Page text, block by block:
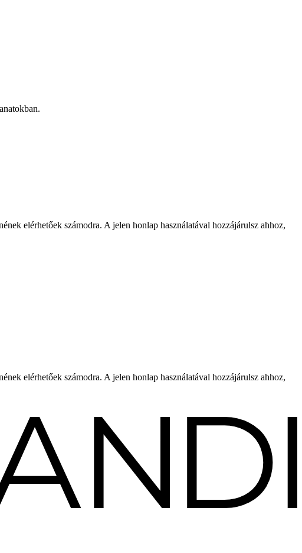
elérhetőek számodra. A jelen honlap használatával hozzájárulsz ahhoz,
elérhetőek számodra. A jelen honlap használatával hozzájárulsz ahhoz,